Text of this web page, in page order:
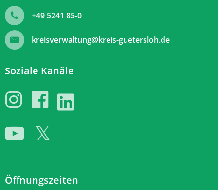
+49 5241 85-0
kreisverwaltung@kreis-guetersloh.de
Soziale Kanäle
Öffnungszeiten